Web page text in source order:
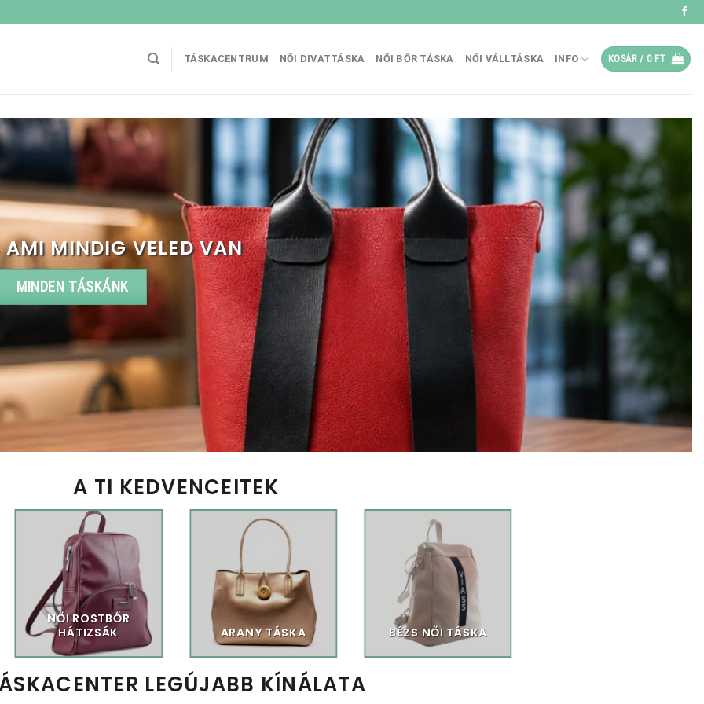
TÁSKACENTRUM NŐI DIVATTÁSKA NŐI BŐR TÁSKA NŐI VÁLLTÁSKA INFO KOSÁR / 0 FT
AMI MINDIG VELED VAN
MINDEN TÁSKÁNK
A TI KEDVENCEITEK
NŐI ROSTBŐR
HÁTIZSÁK
ARANY TÁSKA BÉZS NŐI TÁSKA
LEGÚJABB KÍNÁLATA